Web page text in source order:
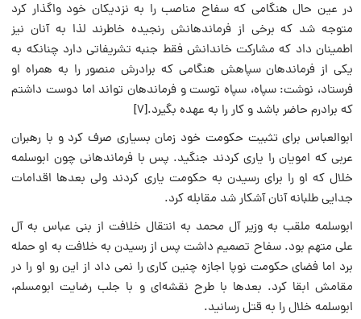
در عین حال هنگامی که سفاح مناصب را به نزدیکان خود واگذار کرد
متوجه شد که برخی از فرماندهانش رنجیده خاطرند لذا به آنان نیز
اطمینان داد که مشارکت خاندانش فقط جنبه تشریفاتی دارد چنانکه به
یکی از فرماندهان سپاهش هنگامی که برادرش منصور را به همراه او
فرستاد، نوشت: سپاه، سپاه توست و فرماندهان تواند اما دوست داشتم
که برادرم حاضر باشد و کار را به عهده بگیرد.[۷]
ابوالعباس برای تثبیت حکومت خود زمان بسیاری صرف کرد و با رهبران
عربی که امویان را یاری کردند جنگید. پس با فرماندهانی چون ابوسلمه
خلال که او را برای رسیدن به حکومت یاری کردند ولی بعدها اقدامات
جدایی طلبانه آنان آشکار شد مقابله کرد.
ابوسلمه ملقب به وزیر آل محمد به انتقال خلافت از بنی عباس به آل
علی متهم بود. سفاح تصمیم داشت پس از رسیدن به خلافت به او حمله
برد اما فضای حکومت نوپا اجازه چنین کاری را نمی داد از این رو او را در
مقامش ابقا کرد. بعدها با طرح نقشه‌ای و با جلب رضایت ابومسلم،
ابوسلمه خلال را به قتل رسانید.